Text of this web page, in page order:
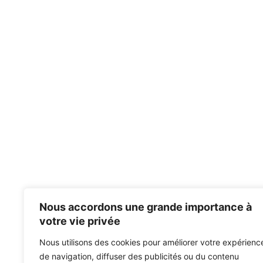
Nous accordons une grande importance à
votre vie privée
Nous utilisons des cookies pour améliorer votre
de navigation, diffuser des publicités ou du contenu